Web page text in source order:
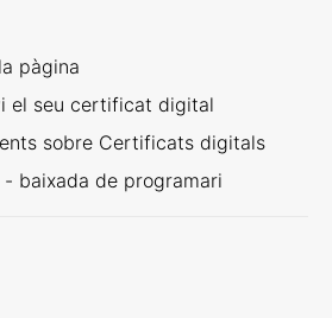
pàgina
el seu certificat digital
sobre Certificats digitals
baixada de programari